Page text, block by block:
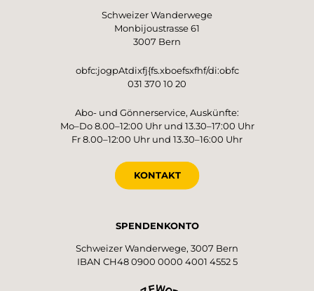
Schweizer Wanderwege
Monbijoustrasse 61
3007 Bern
obfc:jogpAtdixfj{fs.xboefsxfhf/di:obfc
031 370 10 20
Abo- und Gönnerservice, Auskünfte:
Mo–Do 8.00–12:00 Uhr und 13.30–17:00 Uhr
Fr 8.00–12:00 Uhr und 13.30–16:00 Uhr
KONTAKT
SPENDENKONTO
Schweizer Wanderwege, 3007 Bern
IBAN CH48 0900 0000 4001 4552 5